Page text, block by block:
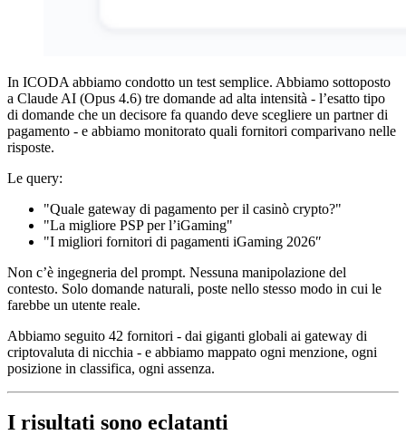
In ICODA abbiamo condotto un test semplice. Abbiamo sottoposto
a Claude AI (Opus 4.6) tre domande ad alta intensità - l’esatto tipo
di domande che un decisore fa quando deve scegliere un partner di
pagamento - e abbiamo monitorato quali fornitori comparivano nelle
risposte.
Le query:
"Quale gateway di pagamento per il casinò crypto?"
"La migliore PSP per l’iGaming"
"I migliori fornitori di pagamenti iGaming 2026″
Non c’è ingegneria del prompt. Nessuna manipolazione del
contesto. Solo domande naturali, poste nello stesso modo in cui le
farebbe un utente reale.
Abbiamo seguito 42 fornitori - dai giganti globali ai gateway di
criptovaluta di nicchia - e abbiamo mappato ogni menzione, ogni
posizione in classifica, ogni assenza.
I risultati sono eclatanti